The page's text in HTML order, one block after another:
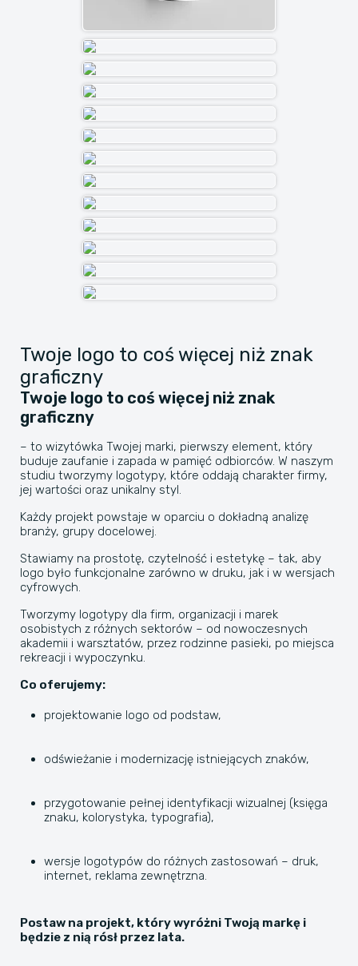
Twoje logo to coś więcej niż znak
graficzny
Twoje logo to coś więcej niż znak
graficzny
– to wizytówka Twojej marki, pierwszy element, który
buduje zaufanie i zapada w pamięć odbiorców. W naszym
studiu tworzymy logotypy, które oddają charakter firmy,
jej wartości oraz unikalny styl.
Każdy projekt powstaje w oparciu o dokładną analizę
branży, grupy docelowej.
Stawiamy na prostotę, czytelność i estetykę – tak, aby
logo było funkcjonalne zarówno w druku, jak i w wersjach
cyfrowych.
Tworzymy logotypy dla firm, organizacji i marek
osobistych z różnych sektorów – od nowoczesnych
akademii i warsztatów, przez rodzinne pasieki, po miejsca
rekreacji i wypoczynku.
Co oferujemy:
projektowanie logo od podstaw,
odświeżanie i modernizację istniejących znaków,
przygotowanie pełnej identyfikacji wizualnej (księga
znaku, kolorystyka, typografia),
wersje logotypów do różnych zastosowań – druk,
internet, reklama zewnętrzna.
Postaw na projekt, który wyróżni Twoją markę i
będzie z nią rósł przez lata.